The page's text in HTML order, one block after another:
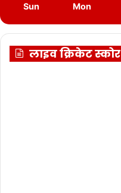
Sun Mon
लाइव क्रिकेट स्कोर